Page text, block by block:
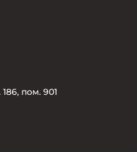
пом. 901